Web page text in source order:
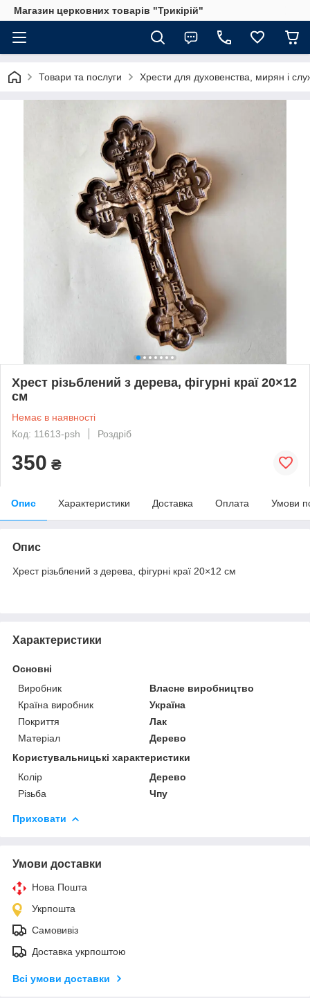
Магазин церковних товарів "Трикірій"
Товари та послуги Хрести для духовенства, мирян і
Хрест різьблений з дерева, фігурні краї 20×12
см
Немає в наявності
Код: 11613-psh
Роздріб
350 ₴
Опис Характеристики Доставка Оплата Умови
Опис
Хрест різьблений з дерева, фігурні краї 20×12 см
Характеристики
Основні
Виробник
Власне виробництво
Країна виробник
Україна
Покриття
Лак
Матеріал
Дерево
Користувальницькі характеристики
Колір
Дерево
Різьба
Чпу
Приховати
Умови доставки
Нова Пошта
Укрпошта
Самовивіз
Доставка укрпоштою
Всі умови доставки